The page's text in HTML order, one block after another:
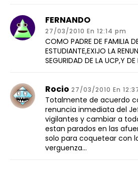
FERNANDO
27/03/2010 En 12:14 pm
COMO PADRE DE FAMILIA
ESTUDIANTE,EXIJO LA
SEGURIDAD DE LA UCP,Y
Rocio 27/03/2010 En
Totalmente de acuerdo
renuncia inmediata del
vigilantes y cambiar a
estan parados en las
solo para coquetear con
verguenza…